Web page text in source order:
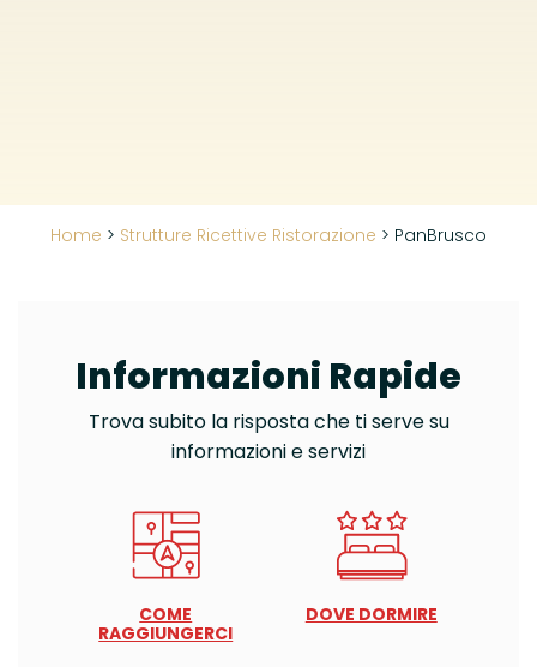
Home > Strutture Ricettive Ristorazione > PanBrusco
Informazioni Rapide
Trova subito la risposta che ti serve su
informazioni e servizi
COME
RAGGIUNGERCI
DOVE DORMIRE